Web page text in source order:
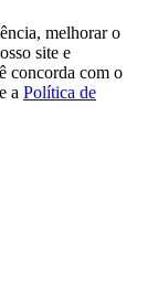
melhorar o
site e
concorda com o
a Política de